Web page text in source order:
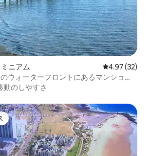
ニアム レビュー32
4.97 (32)
ウォーターフロントにあるマンショ
動のしやすさ
ョイスです。